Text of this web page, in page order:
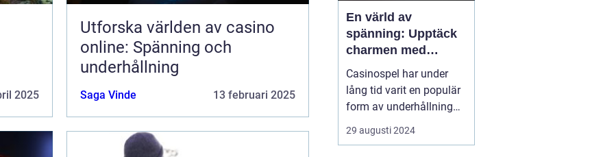
2025
Utforska världen av casino
online: Spänning och
underhållning
Saga Vinde 13 februari 2025
En värld av
spänning: Upptäck
charmen med
casino
Casinospel har under
lång tid varit en populär
form av underhållning
världen över. Från de
glittrande casinogolven i
29 augusti 2024